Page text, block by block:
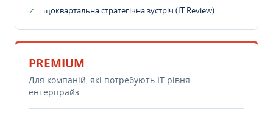
щоквартальна стратегічна зустріч (IT Review)
PREMIUM
Для компаній, які потребують ІТ рівня
ентерпрайз.